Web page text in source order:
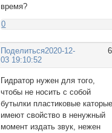
время?
0
Поделиться2020-12-
03 19:10:52
Гидратор нужен для того,
чтобы не носить с собой
бутылки пластиковые
имеют свойство в ненужный
момент издать звук, нежен